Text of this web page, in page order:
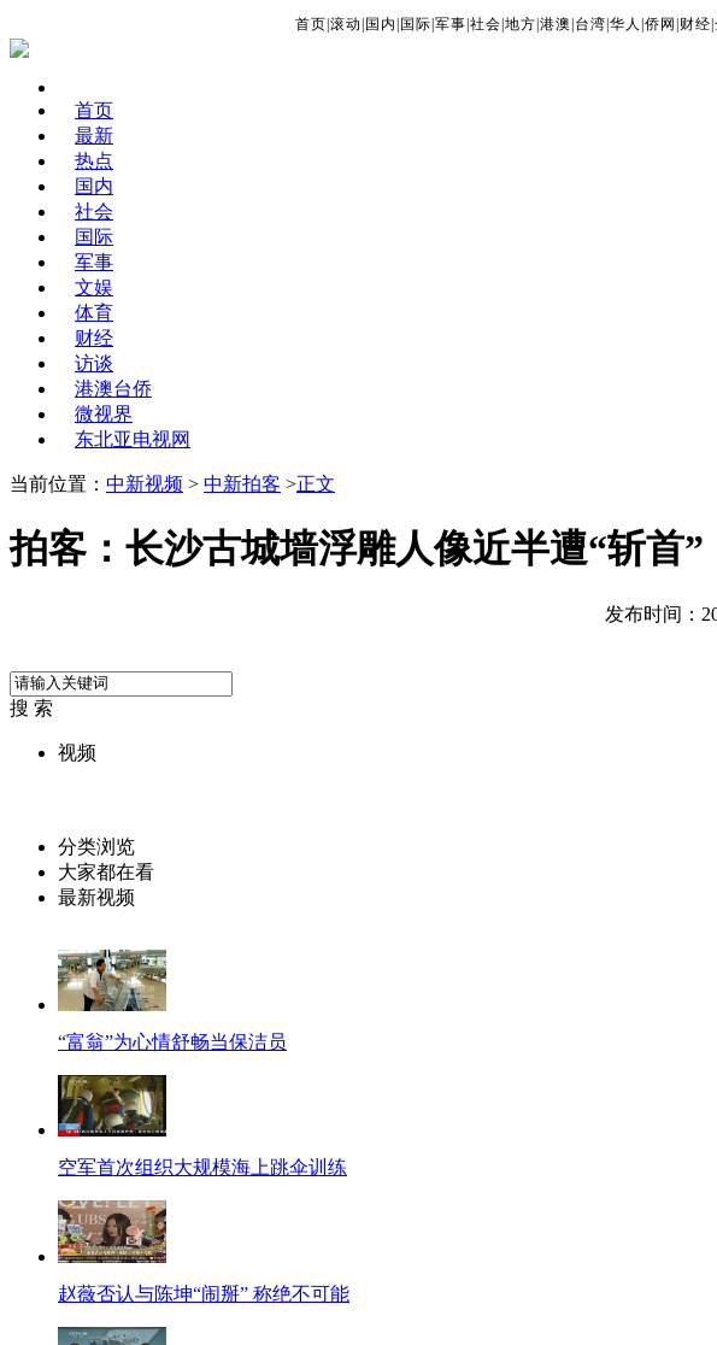
首页 滚动 国内 国际 军事 社会 地方 港澳 台湾 华人 侨网 财经
首页
最新
热点
国内
社会
国际
军事
文娱
体育
财经
访谈
港澳台侨
微视界
东北亚电视网
当前位置： 中新视频 > 中新拍客 >正文
拍客：长沙古城墙浮雕人像近半遭“斩首”
发布时间：
搜 索
视频
分类浏览
大家都在看
最新视频
“富翁”为心情舒畅当保洁员
空军首次组织大规模海上跳伞训练
赵薇否认与陈坤“闹掰” 称绝不可能